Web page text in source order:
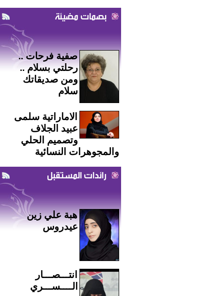
بصمات مضيئة
صفية فرحات ..
رحلتي بسلام ..
ومن صديقاتك
سلام
الاماراتية سلمى
عبيد الجلاف
وتصميم الحلي
والمجوهرات النسائية
رائدات المستقبل
هبة علي زين
عيدروس
انتـــصـــار
الــــســـري